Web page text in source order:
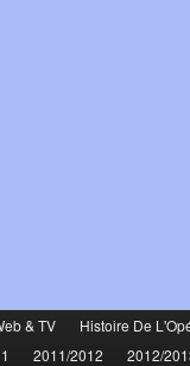
& TV Histoire De
2011/2012 2012/